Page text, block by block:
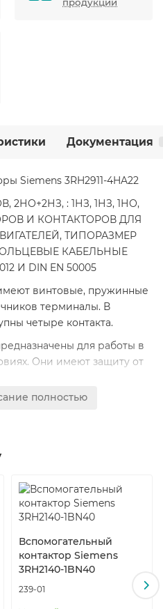
Документация
Siemens 3RH2911-4HA22
: 1НЗ, 1НЗ, 1НО,
И КОНТАКТОРОВ ДЛЯ
ТИПОРАЗМЕР
КАБЕЛЬНЫЕ
И DIN EN 50005
винтовые, пружинные
терминалы. В
четыре контакта.
для работы в
Они имеют защиту от
имеющие терминалы
контактов при низких
использовать их в
>= 1 мА при напряжении 17
или диодные сборки
полностью
Вспомогательный
контактор Siemens
3RH2140-1BN40
239-01